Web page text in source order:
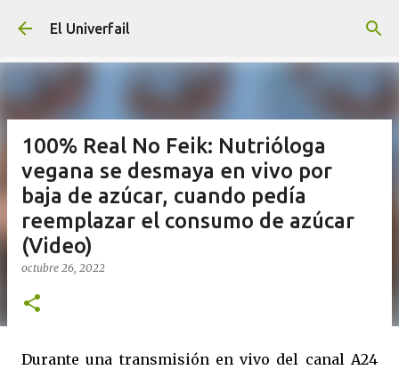
Ir al contenido principal
El Univerfail
100% Real No Feik: Nutrióloga
vegana se desmaya en vivo por
baja de azúcar, cuando pedía
reemplazar el consumo de azúcar
(Video)
octubre 26, 2022
Durante una transmisión en vivo del canal A24